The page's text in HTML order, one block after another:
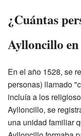
¿Cuántas
Aylloncillo en
En el año 1528, se
personas) llamado
incluía a los
Aylloncillo, se
una unidad familiar